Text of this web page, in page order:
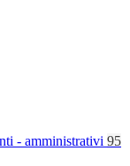
- amministrativi 95